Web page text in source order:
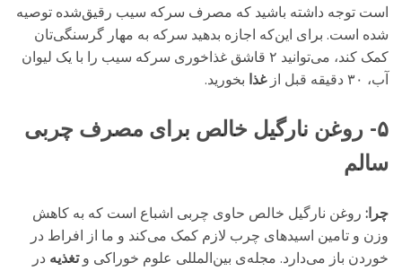
است توجه داشته ‌باشید که مصرف سرکه‌ سیب رقیق‌شده توصیه
شده ‌است. برای این‌که اجازه بدهید سرکه به مهار گرسنگی‌تان
کمک کند، می‌توانید ۲ قاشق غذاخوری سرکه‌ سیب را با یک لیوان
آب، ۳۰ دقیقه قبل از
غذا بخورید.
۵- روغن نارگیل خالص برای مصرف چربی
سالم
چرا: روغن نارگیل خالص حاوی چربی اشباع است که به کاهش
وزن و تامین اسیدهای چرب لازم کمک می‌کند و ما از افراط در
خوردن باز می‌دارد. مجله‌ی بین‌المللی علوم خوراکی وتغذیه در